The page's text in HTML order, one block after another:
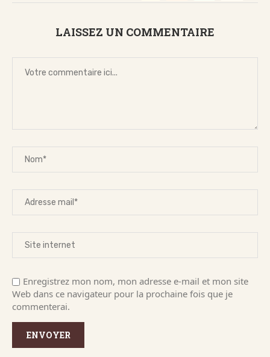
LAISSEZ UN COMMENTAIRE
Enregistrez mon nom, mon adresse e-mail et mon site
Web dans ce navigateur pour la prochaine fois que je
commenterai.